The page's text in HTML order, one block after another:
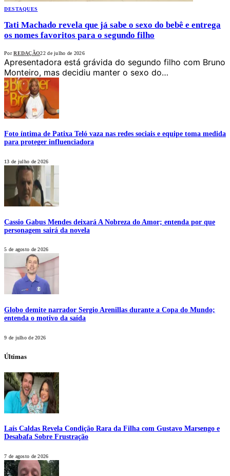
DESTAQUES
Tati Machado revela que já sabe o sexo do bebê e entrega
os nomes favoritos para o segundo filho
Por REDAÇÃO22 de julho de 2026
Apresentadora está grávida do segundo filho com Bruno
Monteiro, mas decidiu manter o sexo do…
Foto íntima de Patixa Teló vaza nas redes sociais e equipe toma medida
para proteger influenciadora
13 de julho de 2026
Cassio Gabus Mendes deixará A Nobreza do Amor; entenda por que
personagem sairá da novela
5 de agosto de 2026
Globo demite narrador Sergio Arenillas durante a Copa do Mundo;
entenda o motivo da saída
9 de julho de 2026
Últimas
Laís Caldas Revela Condição Rara da Filha com Gustavo Marsengo e
Desabafa Sobre Frustração
7 de agosto de 2026